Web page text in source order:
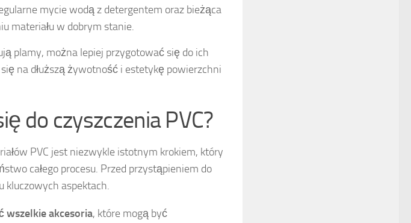
mycie wodą z detergentem oraz bieżąca
materiału w dobrym stanie.
plamy, można lepiej przygotować się do ich
na dłuższą żywotność i estetykę powierzchni
do czyszczenia PVC?
PVC jest niezwykle istotnym krokiem, który
całego procesu. Przed przystąpieniem do
kluczowych aspektach.
wszelkie akcesoria, które mogą być